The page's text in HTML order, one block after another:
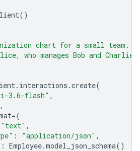
()
chart for a small team.
who manages Bob and Charlie.
. interactions .create(
3.6-flash" ,
,
={
"text" ,
: "application/json" ,
: Employee.model_json_schema()